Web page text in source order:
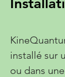
installé sur
ou dans